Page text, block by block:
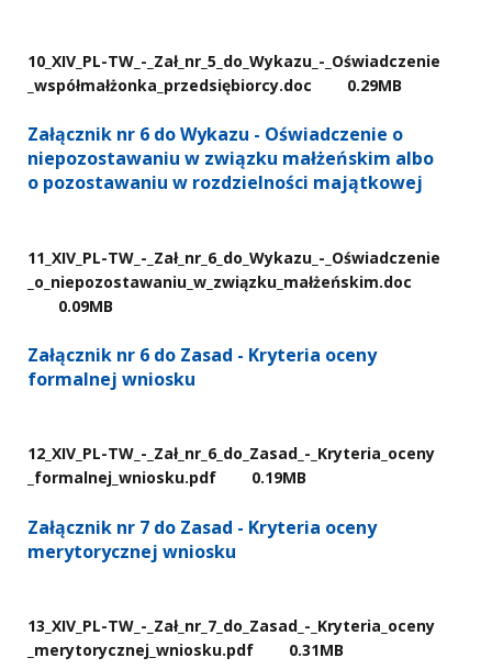
10​_XIV​_PL-TW​_-​_Zał​_nr​_5​_do​_Wykazu​_-​_Oświadczenie​
_współmałżonka​_przedsiębiorcy.doc
0.29MB
Załącznik nr 6 do Wykazu - Oświadczenie o
niepozostawaniu w związku małżeńskim albo
o pozostawaniu w rozdzielności majątkowej
11​_XIV​_PL-TW​_-​_Zał​_nr​_6​_do​_Wykazu​_-​_Oświadczenie​
_o​_niepozostawaniu​_w​_związku​_małżeńskim.doc
0.09MB
Załącznik nr 6 do Zasad - Kryteria oceny
formalnej wniosku
12​_XIV​_PL-TW​_-​_Zał​_nr​_6​_do​_Zasad​_-​_Kryteria​_oceny​
_formalnej​_wniosku.pdf
0.19MB
Załącznik nr 7 do Zasad - Kryteria oceny
merytorycznej wniosku
13​_XIV​_PL-TW​_-​_Zał​_nr​_7​_do​_Zasad​_-​_Kryteria​_oceny​
_merytorycznej​_wniosku.pdf
0.31MB